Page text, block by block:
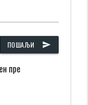
ПОШАЉИ send
пре